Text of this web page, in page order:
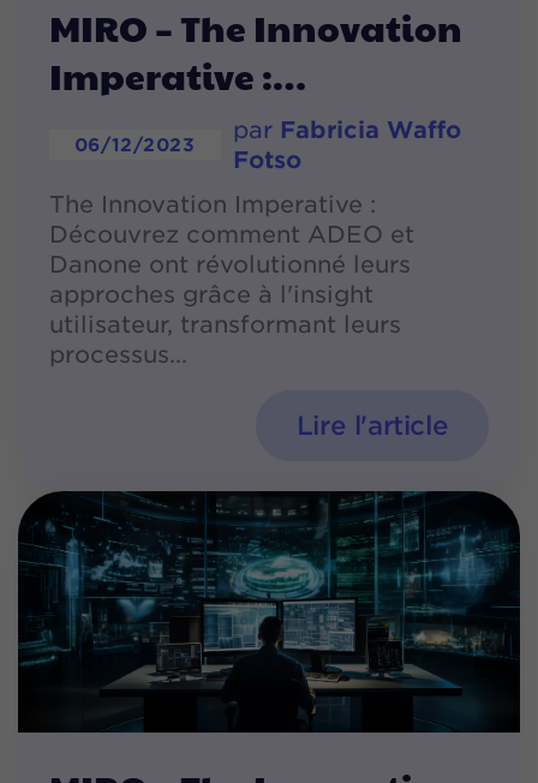
MIRO – The Innovation
Imperative :
06/12/2023
par Fabricia Waffo
Fotso
The Innovation Imperative :
Découvrez comment ADEO et
Danone ont révolutionné leurs
approches grâce à l'insight
utilisateur, transformant leurs
processus
Lire l'article